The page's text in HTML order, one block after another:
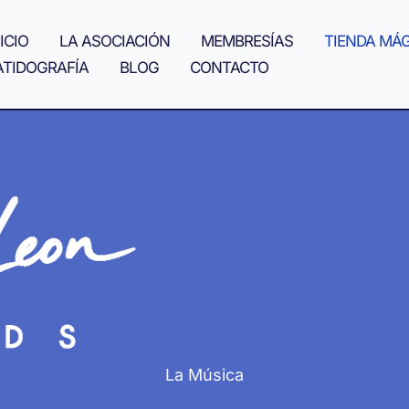
LA ASOCIACIÓN MEMBRESÍAS
TIENDA
BLOG CONTACTO
La Música